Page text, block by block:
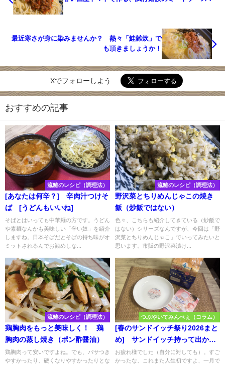
最近寒さが身に染みませんか？ 熱々「鮭雑炊」で
も頂きましょうか！
Xでフォローしよう
おすすめの記事
流離のレシピ（調理法）
[あなたは何辛？] 辛肉汁つけそ
ば [うどんもいいね]
そばとはいっても中華麺の方です。うどん
や素麺なんかも美味しい「辛い奴」を紹介
しますね。日本そばだとそばの持ち味がオ
ミットされるんでお勧めしな...
流離のレシピ（調理法）
野沢菜とちりめんじゃこの焼き
飯（炒飯ではない）
色々、こちらも紹介してきている（炒飯で
はない）シリーズなんですが、今回は「野
沢菜とちりめんじゃこ」でいってみたいと
思います。市販の野沢菜漬け...
流離のレシピ（調理法）
鶏胸肉をもっと美味しく！ 鶏
胸肉の蒸し焼き（ポン酢醤油）
鶏胸肉って安いですよね。でも、パサつき
やすかったり、硬くなりやすかったりとな
つぶやいてみんべぇ（コラム）
[春のサンドイッチ祭り2026まと
め] サンドイッチ持って出かけ
よう！
お疲れ様でした（自分に対しても）。すご
かったな、これまた人生初ですよ、一月で